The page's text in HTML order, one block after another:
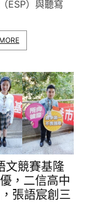
ESP）與聽寫
文競賽基隆
，二信高中
張語宸創三